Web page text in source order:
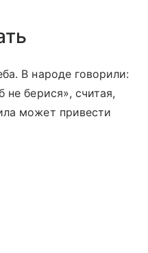
В народе говорили:
не берися», считая,
может привести